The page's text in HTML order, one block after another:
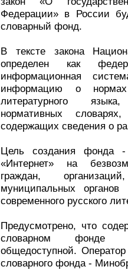
Федерации» в России
словарный фонд.
В тексте закона
определен как
информационная
информацию о нормах
литературного
нормативных
содержащих сведения о
Цель создания фонда -
«Интернет» на
граждан,
муниципальных
современного русского
Предусмотрено, что
словарном фонде
общедоступной.
словарного фонда -